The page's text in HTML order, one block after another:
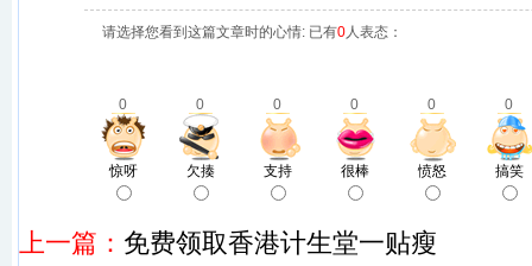
请选择您看到这篇文章时的心情: 已有0人表态：
0 0 0 0 0 0
惊呀 欠揍 支持 很棒 愤怒 搞笑
上一篇： 免费领取香港计生堂一贴瘦